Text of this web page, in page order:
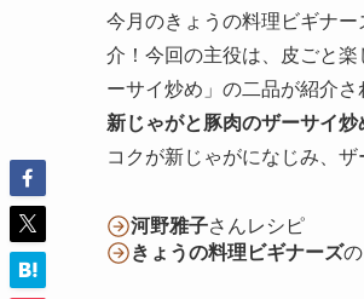
今月のきょうの料理ビギナ
介！今回の主役は、皮ごと
ーサイ炒め」の二品が紹介さ
新じゃがと豚肉のザーサイ炒
コクが新じゃがになじみ、
河野雅子さんレシピ
きょうの料理ビギナーズ